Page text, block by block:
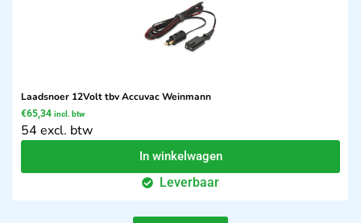
Laadsnoer 12Volt tbv Accuvac Weinmann
€65,34 incl. btw
54 excl. btw
In winkelwagen
Leverbaar